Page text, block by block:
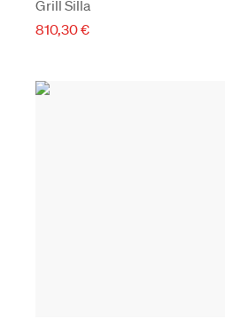
Grill Silla
810,30 €